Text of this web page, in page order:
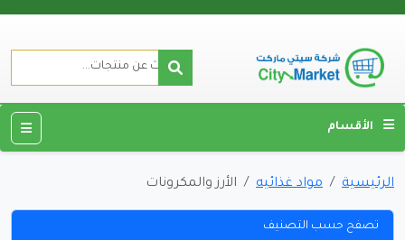
الأقسام
الرئيسية مواد غذائيه الأرز والمكرونات
تصفح حسب التصنيف